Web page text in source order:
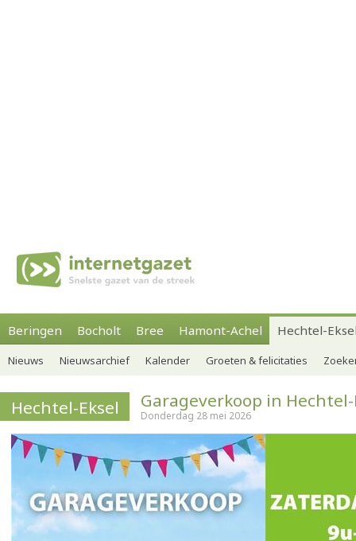
Beringen Bocholt Bree Hamont-Achel Hechtel-
Nieuws Nieuwsarchief Kalender Groeten & felicitaties
Hechtel-Eksel Garageverkoop in Hechtel-
Donderdag 28 mei 2026